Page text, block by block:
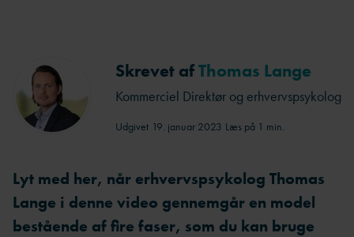
Skrevet afThomas Lange
Kommerciel Direktør og erhvervspsykolog
Udgivet 19. januar 2023 Læs på 1 min.
Lyt med her, når erhvervspsykolog Thomas
Lange i denne video gennemgår en model
bestående af fire faser, som du kan bruge